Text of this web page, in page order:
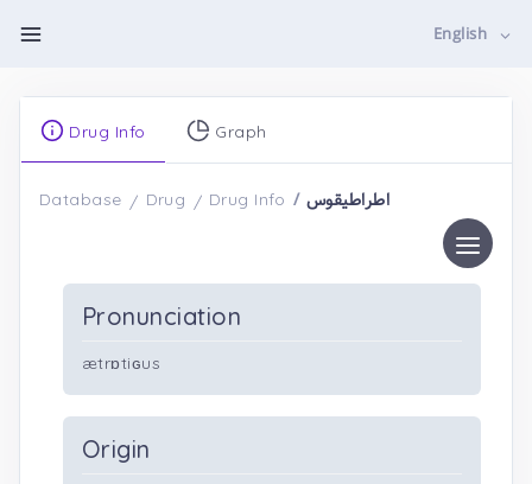
English
Drug Info Graph
Database Drug Drug Info اطراطیقوس
Pronunciation
ætrɒtiɢus
Origin